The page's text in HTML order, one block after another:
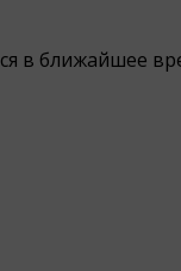
в ближайшее